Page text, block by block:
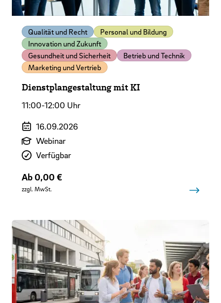
Qualität und Recht
Personal und Bildung
Innovation und Zukunft
Gesundheit und Sicherheit
Betrieb und Technik
Marketing und Vertrieb
Dienstplangestaltung mit KI
11:00-12:00 Uhr
Veranstaltungszeitraum
16.09.2026
Art der Veranstaltung
Webinar
Verfügbarkeit
Verfügbar
Preis
Ab 0,00 €
zzgl. MwSt.